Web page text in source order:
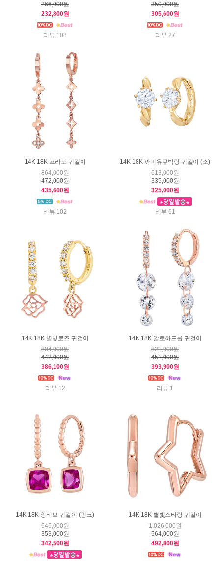
266,000원
232,800원
리뷰 108
350,000원
305,600원
리뷰 27
14K 18K 프라도 귀걸이
864,000원
472,000원
435,600원
리뷰 102
14K 18K 까미유큐빅링 귀걸이 (소)
613,000원
335,000원
325,000원
리뷰 61
14K 18K 별빛로즈 귀걸이
804,000원
442,000원
386,100원
리뷰 12
14K 18K 알로하드롭 귀걸이
821,000원
451,000원
393,900원
리뷰 1
14K 18K 앙티브 귀걸이 (핑크)
646,000원
353,000원
342,500원
14K 18K 별빛스타링 귀걸이
1,026,000원
564,000원
492,800원